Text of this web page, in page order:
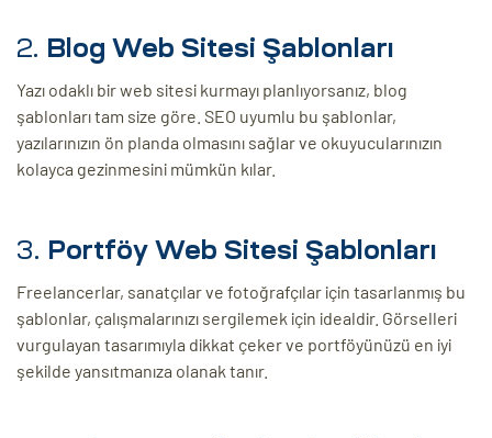
2. Blog Web Sitesi Şablonları
Yazı odaklı bir web sitesi kurmayı planlıyorsanız, blog
şablonları tam size göre. SEO uyumlu bu şablonlar,
yazılarınızın ön planda olmasını sağlar ve okuyucularınızın
kolayca gezinmesini mümkün kılar.
3. Portföy Web Sitesi Şablonları
Freelancerlar, sanatçılar ve fotoğrafçılar için tasarlanmış bu
şablonlar, çalışmalarınızı sergilemek için idealdir. Görselleri
vurgulayan tasarımıyla dikkat çeker ve portföyünüzü en iyi
şekilde yansıtmanıza olanak tanır.